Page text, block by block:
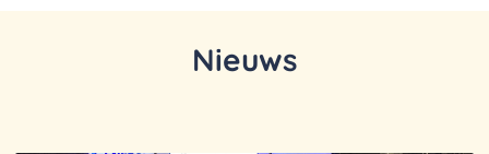
Nieuws